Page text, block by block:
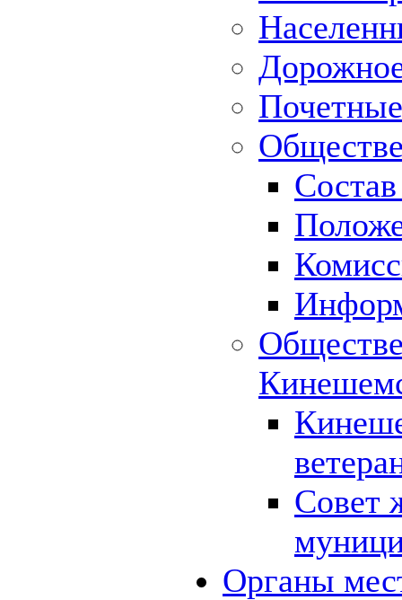
Совет
Органы